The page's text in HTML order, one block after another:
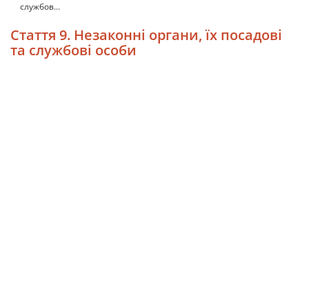
службов...
Стаття 9. Незаконні органи, їх посадові
та службові особи